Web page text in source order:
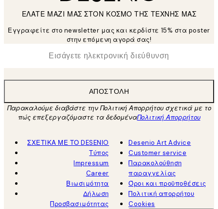
ΕΛΑΤΕ ΜΑΖΙ ΜΑΣ ΣΤΟΝ ΚΟΣΜΟ ΤΗΣ ΤΕΧΝΗΣ ΜΑΣ
Εγγραφείτε στο newsletter μας και κερδίστε 15% στα poster
στην επόμενη αγορά σας!
Ηλεκτρονική Διεύθυνση
ΑΠΟΣΤΟΛΉ
Παρακαλούμε διαβάστε την Πολιτική Απορρήτου σχετικά με το
πώς επεξεργαζόμαστε τα δεδομέναΠολιτική Απορρήτου
ΣΧΕΤΙΚΑ ΜΕ ΤΟ DESENIO
Τύπος
Impressum
Career
Βιωσιμότητα
Δήλωση
Προσβασιμότητας
Desenio Art Advice
Customer service
Παρακολούθηση
παραγγελίας
Όροι και προϋποθέσεις
Πολιτική απορρήτου
Cookies